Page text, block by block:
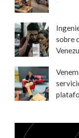
sobre